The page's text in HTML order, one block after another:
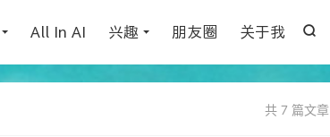

All In AI 兴趣 朋友圈 关于我
共 7 篇文章